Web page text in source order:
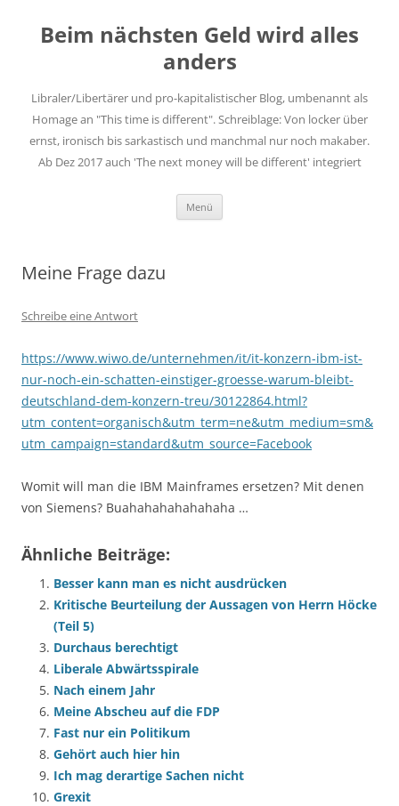
springen
Beim nächsten Geld wird alles
anders
Libraler/Libertärer und pro-kapitalistischer Blog, umbenannt als
Homage an "This time is different". Schreiblage: Von locker über
ernst, ironisch bis sarkastisch und manchmal nur noch makaber.
Ab Dez 2017 auch 'The next money will be different' integriert
Menü
Meine Frage dazu
Schreibe eine Antwort
https://www.wiwo.de/unternehmen/it/it-konzern-ibm-ist-
nur-noch-ein-schatten-einstiger-groesse-warum-bleibt-
deutschland-dem-konzern-treu/30122864.html?
utm_content=organisch&utm_term=ne&utm_medium=sm&
utm_campaign=standard&utm_source=Facebook
Womit will man die IBM Mainframes ersetzen? Mit denen
von Siemens? Buahahahahahahaha …
Ähnliche Beiträge:
Besser kann man es nicht ausdrücken
Kritische Beurteilung der Aussagen von Herrn Höcke
(Teil 5)
Durchaus berechtigt
Liberale Abwärtsspirale
Nach einem Jahr
Meine Abscheu auf die FDP
Fast nur ein Politikum
Gehört auch hier hin
Ich mag derartige Sachen nicht
Grexit